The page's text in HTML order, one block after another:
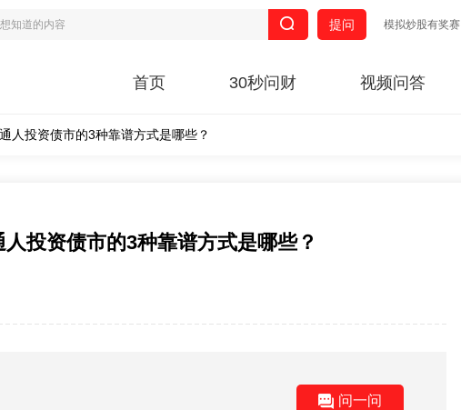
模拟炒股有奖赛
提问
首页 30秒问财 视频问答
人投资债市的3种靠谱方式是哪些？
投资债市的3种靠谱方式是哪些？
问一问